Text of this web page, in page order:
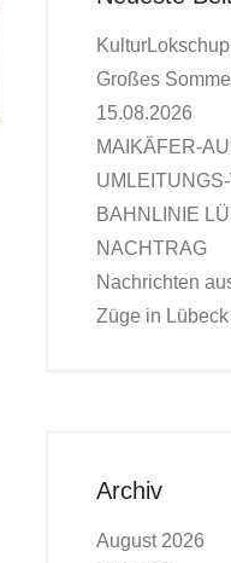
Großes
15.08.2026
MAIKÄFER-
BAHNLINIE
NACHTRAG
Nachrichten
Züge in
Archiv
August 2026